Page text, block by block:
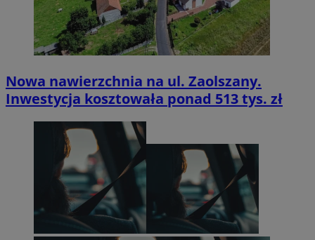
Nowa nawierzchnia na ul. Zaolszany.
Inwestycja kosztowała ponad 513 tys. zł